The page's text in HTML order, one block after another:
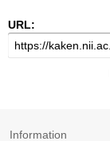
URL:
Information